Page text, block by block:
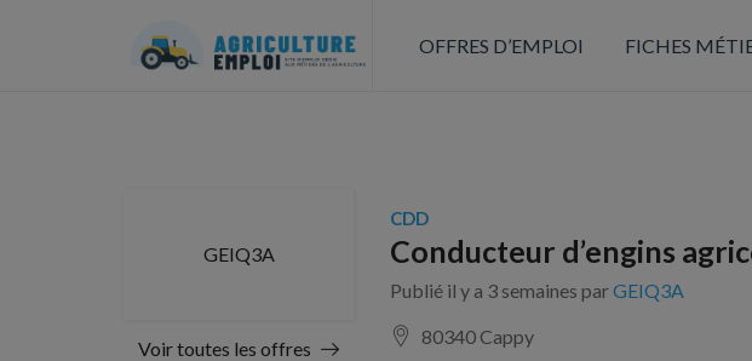
OFFRES D’EMPLOI FICHES
GEIQ3A
Voir toutes les offres
CDD
Conducteur d’engins
Publié il y a 3 semaines parGEIQ3A
80340 Cappy